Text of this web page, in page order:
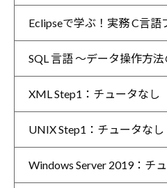
Eclipseで学ぶ！実務 C言語
SQL 言語 ～データ操作方
XML Step1：チュータなし
UNIX Step1：チュータなし
Windows Server 2019：チ